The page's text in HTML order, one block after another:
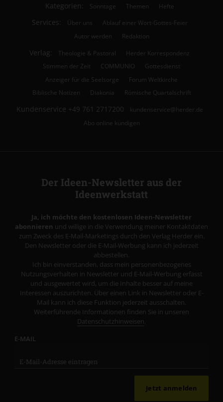
Kategorien: Sonntage Themen Hefte
Services: Über uns
Ablauf einer Wort-Gottes-Feier
Autor werden
Redaktion
Verlag: Theologie & Pastoral
Herder Korrespondenz
Stimmen der Zeit
COMMUNIO
Gottesdienst
Anzeiger für die Seelsorge
Forum Weltkirche
Biblische Notizen
Diakonia Römische Quartalschrift
Kundenservice +49 761 2717200
kundenservice@herder.de
Abo online kündigen
Der Ideen-Newsletter aus der
Ideenwerkstatt
Ja, ich möchte den kostenlosen Ideen-Newsletter
abonnieren und willige in die Verwendung meiner Kontaktdaten
zum Zweck des E-Mail-Marketings durch den Verlag Herder ein.
Den Newsletter oder die E-Mail-Werbung kann ich jederzeit
abbestellen.
Ich bin einverstanden, dass mein personenbezogenes
Nutzungsverhalten in Newsletter und E-Mail-Werbung erfasst
und ausgewertet wird, um die Inhalte besser auf meine
Interessen auszurichten. Über einen Link in Newsletter oder E-
Mail kann ich diese Funktion jederzeit ausschalten.
Weiterführende Informationen finden Sie in unseren
Datenschutzhinweisen.
E-MAIL
Jetzt anmelden